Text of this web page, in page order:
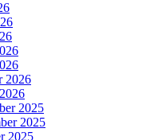
2026
2025
2025
2025